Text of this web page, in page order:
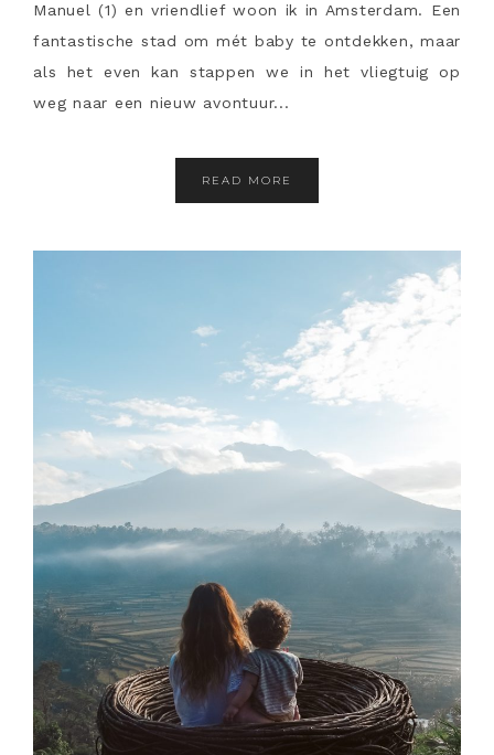
Manuel (1) en vriendlief woon ik in Amsterdam. Een
fantastische stad om mét baby te ontdekken, maar
als het even kan stappen we in het vliegtuig op
weg naar een nieuw avontuur...
READ MORE